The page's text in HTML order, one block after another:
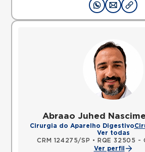
Abraao Juhed
Cirurgia do Aparelho Digestivo
Ver todas
CRM 124275/SP •
RQE 32505 -
Ver perfil